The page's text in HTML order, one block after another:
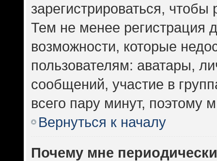
зарегистрироваться,
Тем не менее регистрация
возможности, которые
пользователям: аватары,
сообщений, участие в
всего пару минут, поэтому
Вернуться к началу
Почему мне